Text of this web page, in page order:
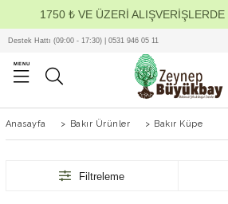
1750 ₺ VE ÜZERİ ALIŞVERİŞLERDE
MENU
Destek Hattı (09:00 - 17:30) | 0531 946 05 11
Anasayfa > Bakır Ürünler > Bakır Küpe
Filtreleme